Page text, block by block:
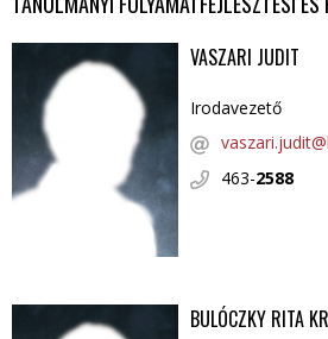
VASZARI JUDIT
Irodavezető
463-2588
BULÓCZKY RITA